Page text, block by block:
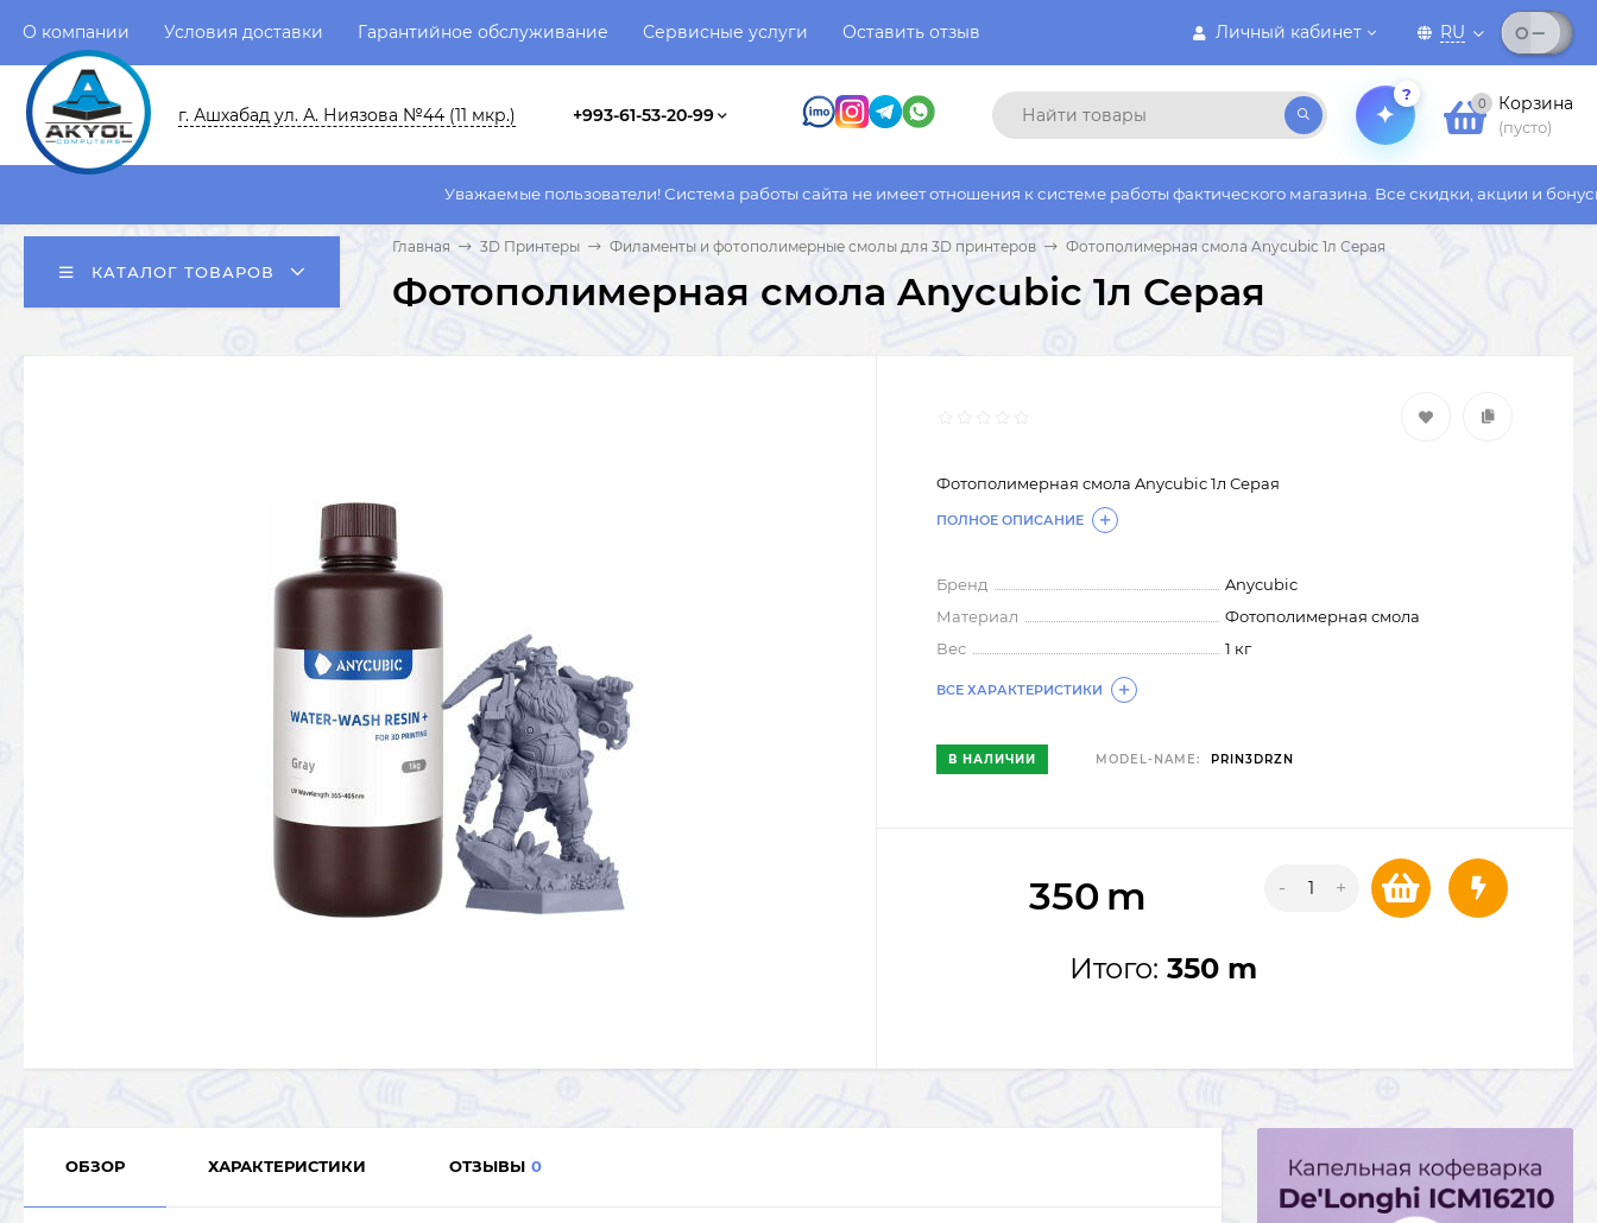
Личный кабинет RU
О компании Условия доставки Гарантийное обслуживание Сервисные услуги Оставить отзыв
г. Ашхабад ул. А. Ниязова №44 (11 мкр.) +993-61-53-20-99
?
0 Корзина
(пусто)
Уважаемые пользователи! Система работы сайта не имеет отношения к системе работы фактического магазина. Все скидки, акции и бонусы действуют
КАТАЛОГ ТОВАРОВ
Главная 3D Принтеры Филаменты и фотополимерные смолы для 3D принтеров Фотополимерная смола Anycubic 1л Серая
Фотополимерная смола Anycubic 1л Серая
Фотополимерная смола Anycubic 1л Серая
ПОЛНОЕ ОПИСАНИЕ
Бренд
Anycubic
Материал
Фотополимерная смола
Вес
1 кг
ВСЕ ХАРАКТЕРИСТИКИ
В НАЛИЧИИ MODEL-NAME: PRIN3DRZN
350 m - +
Итого: 350 m
ОБЗОР ХАРАКТЕРИСТИКИ ОТЗЫВЫ 0